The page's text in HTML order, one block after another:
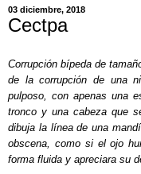
03 diciembre, 2018
Cectpa
Corrupción bípeda de
de la corrupción de una
pulposo, con apenas una
tronco y una cabeza que
dibuja la línea de una
obscena, como si el ojo
forma fluida y apreciara su